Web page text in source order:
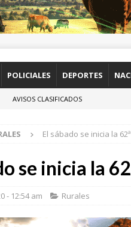
POLICIALES DEPORTES
AVISOS CLASIFICADOS
El sábado se inicia la
se inicia la
- 12:54 am Rurales